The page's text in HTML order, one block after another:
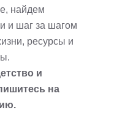
найдем
и шаг за шагом
ресурсы и
и
на